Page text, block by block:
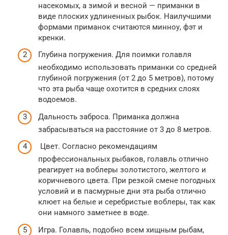
насекомых, а зимой и весной — приманки в
виде плоских удлиненных рыбок. Наилучшими
формами приманок считаются минноу, фэт и
кренки.
Глубина погружения. Для поимки голавля
необходимо использовать приманки со средней
глубиной погружения (от 2 до 5 метров), потому
что эта рыба чаще охотится в средних слоях
водоемов.
Дальность заброса. Приманка должна
забрасываться на расстояние от 3 до 8 метров.
Цвет. Согласно рекомендациям
профессиональных рыбаков, голавль отлично
реагирует на воблеры золотистого, желтого и
коричневого цвета. При резкой смене погодных
условий и в пасмурные дни эта рыба отлично
клюет на белые и серебристые воблеры, так как
они намного заметнее в воде.
Игра. Голавль, подобно всем хищным рыбам,